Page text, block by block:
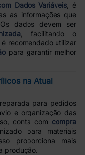
Dados Variáveis , é
as informações que
dados devem ser
, facilitando o
recomendado utilizar
para garantir melhor
na Atual
para pedidos
e organização das
conta com compra
para materiais
proporciona mais
produção.